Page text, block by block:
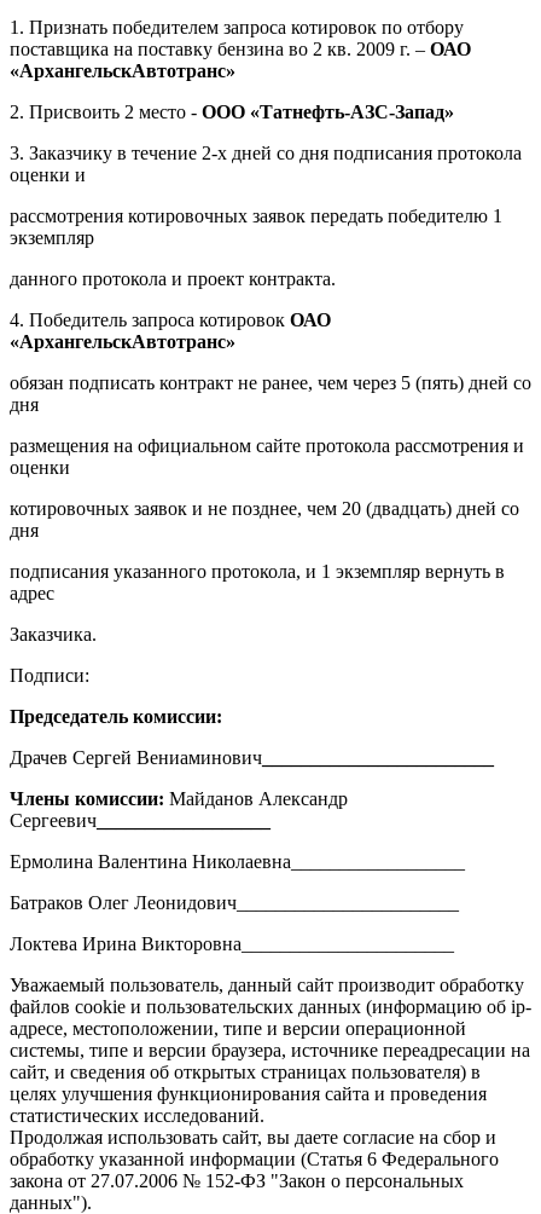
1. Признать победителем запроса котировок по отбору
поставщика на поставку бензина во 2 кв. 2009 г. – ОАО
«АрхангельскАвтотранс»
2. Присвоить 2 место - ООО «Татнефть-АЗС-Запад»
3. Заказчику в течение 2-х дней со дня подписания протокола
оценки и
рассмотрения котировочных заявок передать победителю 1
экземпляр
данного протокола и проект контракта.
4. Победитель запроса котировок ОАО
«АрхангельскАвтотранс»
обязан подписать контракт не ранее, чем через 5 (пять) дней со
дня
размещения на официальном сайте протокола рассмотрения и
оценки
котировочных заявок и не позднее, чем 20 (двадцать) дней со
дня
подписания указанного протокола, и 1 экземпляр вернуть в
адрес
Заказчика.
Подписи:
Председатель комиссии:
Драчев Сергей Вениаминович
Члены комиссии: Майданов Александр
Сергеевич
Ермолина Валентина Николаевна__________________
Батраков Олег Леонидович_______________________
Локтева Ирина Викторовна______________________
Уважаемый пользователь, данный сайт производит обработку
файлов cookie и пользовательских данных (информацию об ip-
адресе, местоположении, типе и версии операционной
системы, типе и версии браузера, источнике переадресации на
сайт, и сведения об открытых страницах пользователя) в
целях улучшения функционирования сайта и проведения
статистических исследований.
Продолжая использовать сайт, вы даете согласие на сбор и
обработку указанной информации (Статья 6 Федерального
закона от 27.07.2006 № 152-ФЗ "Закон о персональных
данных").